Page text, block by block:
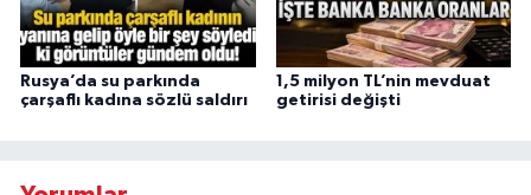
Rusya’da su parkında
çarşaflı kadına sözlü saldırı
1,5 milyon TL’nin mevduat
getirisi değişti